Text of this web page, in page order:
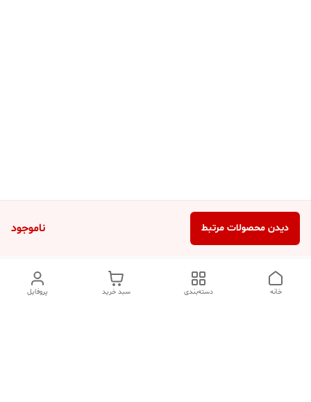
ناموجود دیدن محصولات مرتبط
پروفایل سبد خرید دسته‌بندی خانه